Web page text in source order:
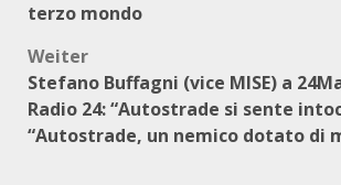
terzo mondo
Weiter
Stefano Buffagni (vice MISE) a
Radio 24: “Autostrade si sente
“Autostrade, un nemico dotato di